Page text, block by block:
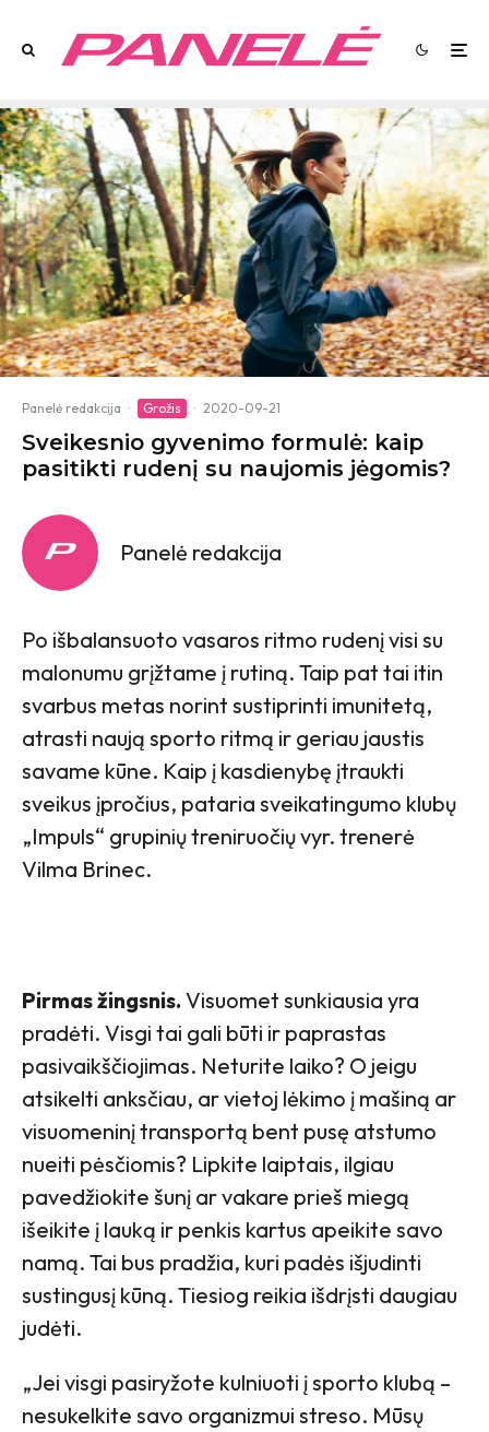
Panelė redakcija · Grožis · 2020-09-21
Sveikesnio gyvenimo formulė: kaip
pasitikti rudenį su naujomis jėgomis?
Panelė redakcija
Po išbalansuoto vasaros ritmo rudenį visi su
malonumu grįžtame į rutiną. Taip pat tai itin
svarbus metas norint sustiprinti imunitetą,
atrasti naują sporto ritmą ir geriau jaustis
savame kūne. Kaip į kasdienybę įtraukti
sveikus įpročius, pataria sveikatingumo klubų
„Impuls“ grupinių treniruočių vyr. trenerė
Vilma Brinec.
Pirmas žingsnis. Visuomet sunkiausia yra
pradėti. Visgi tai gali būti ir paprastas
pasivaikščiojimas. Neturite laiko? O jeigu
atsikelti anksčiau, ar vietoj lėkimo į mašiną ar
visuomeninį transportą bent pusę atstumo
nueiti pėsčiomis? Lipkite laiptais, ilgiau
pavedžiokite šunį ar vakare prieš miegą
išeikite į lauką ir penkis kartus apeikite savo
namą. Tai bus pradžia, kuri padės išjudinti
sustingusį kūną. Tiesiog reikia išdrįsti daugiau
judėti.
„Jei visgi pasiryžote kulniuoti į sporto klubą –
nesukelkite savo organizmui streso. Mūsų